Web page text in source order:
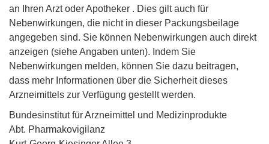
an Ihren Arzt oder Apotheker . Dies gilt auch für
Nebenwirkungen, die nicht in dieser Packungsbeilage
angegeben sind. Sie können Nebenwirkungen auch direkt
anzeigen (siehe Angaben unten). Indem Sie
Nebenwirkungen melden, können Sie dazu beitragen,
dass mehr Informationen über die Sicherheit dieses
Arzneimittels zur Verfügung gestellt werden.
Bundesinstitut für Arzneimittel und Medizinprodukte
Abt. Pharmakovigilanz